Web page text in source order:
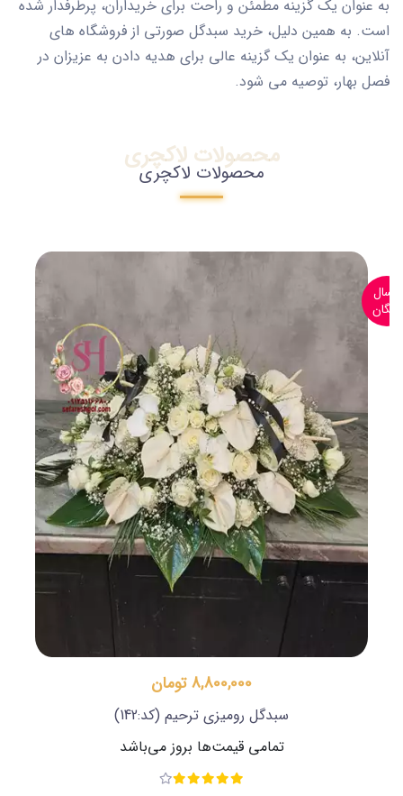
به عنوان یک گزینه مطمئن و راحت برای خریداران، پرطرفدار شده
است. به همین دلیل، خرید سبدگل صورتی از فروشگاه های
آنلاین، به عنوان یک گزینه عالی برای هدیه دادن به عزیزان در
فصل بهار، توصیه می شود.
محصولات لاکچری
محصولات لاکچری
ارسال
رایگان
8,800,000 تومان
سبدگل رومیزی ترحیم (کد:142)
تمامی قیمت‌ها بروز می‌باشد